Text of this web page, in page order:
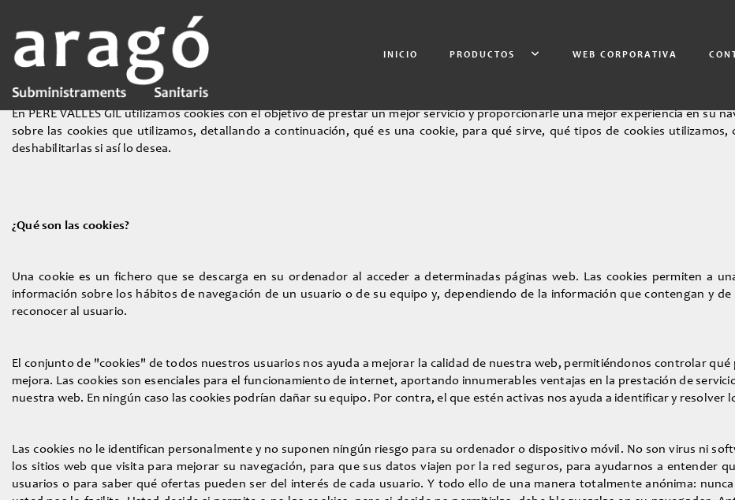
INICIO PRODUCTOS WEB CORPORATIVA
Política de cookies
En PERE VALLES GIL utilizamos cookies con el objetivo de prestar un mejor servicio y proporcionarle una mejor experiencia en su
sobre las cookies que utilizamos, detallando a continuación, qué es una cookie, para qué sirve, qué tipos de cookies
deshabilitarlas si así lo desea.
¿Qué son las cookies?
Una cookie es un fichero que se descarga en su ordenador al acceder a determinadas páginas web. Las cookies permiten a
información sobre los hábitos de navegación de un usuario o de su equipo y, dependiendo de la información que contengan y
reconocer al usuario.
El conjunto de "cookies" de todos nuestros usuarios nos ayuda a mejorar la calidad de nuestra web, permitiéndonos controlar qué
mejora. Las cookies son esenciales para el funcionamiento de internet, aportando innumerables ventajas en la prestación de
nuestra web. En ningún caso las cookies podrían dañar su equipo. Por contra, el que estén activas nos ayuda a identificar y resolver
Las cookies no le identifican personalmente y no suponen ningún riesgo para su ordenador o dispositivo móvil. No son virus ni
los sitios web que visita para mejorar su navegación, para que sus datos viajen por la red seguros, para ayudarnos a entender
usuarios o para saber qué ofertas pueden ser del interés de cada usuario. Y todo ello de una manera totalmente anónima: